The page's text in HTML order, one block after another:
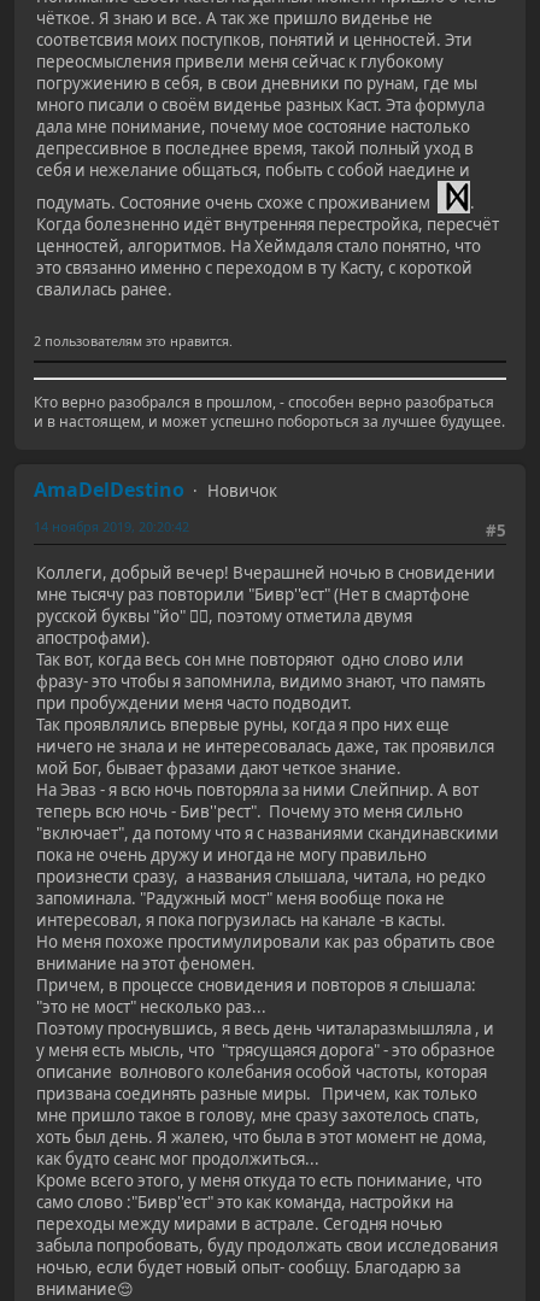
чёткое. Я знаю и все. А так же пришло виденье не
соответсвия моих поступков, понятий и ценностей. Эти
переосмысления привели меня сейчас к глубокому
погружиению в себя, в свои дневники по рунам, где мы
много писали о своём виденье разных Каст. Эта формула
дала мне понимание, почему мое состояние настолько
депрессивное в последнее время, такой полный уход в
себя и нежелание общаться, побыть с собой наедине и
подумать. Состояние очень схоже с проживанием
.
Когда болезненно идёт внутренняя перестройка, пересчёт
ценностей, алгоритмов. На Хеймдаля стало понятно, что
это связанно именно с переходом в ту Касту, с короткой
свалилась ранее.
2 пользователям это нравится.
Кто верно разобрался в прошлом, - способен верно разобраться
и в настоящем, и может успешно побороться за лучшее будущее.
AmaDelDestino
Новичок
#5
14 ноября 2019, 20:20:42
Коллеги, добрый вечер! Вчерашней ночью в сновидении
мне тысячу раз повторили "Бивр''ест" (Нет в смартфоне
русской буквы "йо" 🤦‍♀, поэтому отметила двумя
апострофами).
Так вот, когда весь сон мне повторяют одно слово или
фразу- это чтобы я запомнила, видимо знают, что память
при пробуждении меня часто подводит.
Так проявлялись впервые руны, когда я про них еще
ничего не знала и не интересовалась даже, так проявился
мой Бог, бывает фразами дают четкое знание.
На Эваз - я всю ночь повторяла за ними Слейпнир. А вот
теперь всю ночь - Бив''рест". Почему это меня сильно
"включает", да потому что я с названиями скандинавскими
пока не очень дружу и иногда не могу правильно
произнести сразу, а названия слышала, читала, но редко
запоминала. "Радужный мост" меня вообще пока не
интересовал, я пока погрузилась на канале -в касты.
Но меня похоже простимулировали как раз обратить свое
внимание на этот феномен.
Причем, в процессе сновидения и повторов я слышала:
"это не мост" несколько раз...
Поэтому проснувшись, я весь день читаларазмышляла , и
у меня есть мысль, что "трясущаяся дорога" - это образное
описание волнового колебания особой частоты, которая
призвана соединять разные миры. Причем, как только
мне пришло такое в голову, мне сразу захотелось спать,
хоть был день. Я жалею, что была в этот момент не дома,
как будто сеанс мог продолжиться...
Кроме всего этого, у меня откуда то есть понимание, что
само слово :"Бивр''ест" это как команда, настройки на
переходы между мирами в астрале. Сегодня ночью
забыла попробовать, буду продолжать свои исследования
ночью, если будет новый опыт- сообщу. Благодарю за
внимание😌